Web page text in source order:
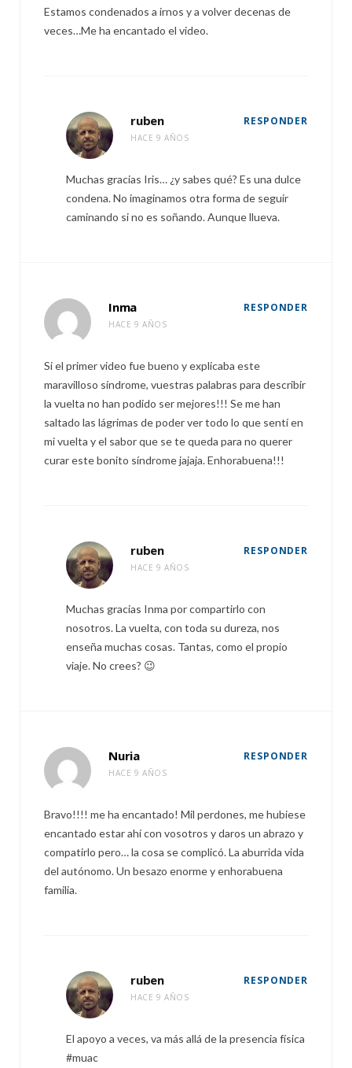
Estamos condenados a irnos y a volver decenas de
veces…Me ha encantado el video.
ruben
HACE 9 AÑOS
RESPONDER
Muchas gracias Iris… ¿y sabes qué? Es una dulce
condena. No imaginamos otra forma de seguir
caminando si no es soñando. Aunque llueva.
Inma
HACE 9 AÑOS
RESPONDER
Si el primer video fue bueno y explicaba este
maravilloso síndrome, vuestras palabras para describir
la vuelta no han podido ser mejores!!! Se me han
saltado las lágrimas de poder ver todo lo que sentí en
mi vuelta y el sabor que se te queda para no querer
curar este bonito síndrome jajaja. Enhorabuena!!!
ruben
HACE 9 AÑOS
RESPONDER
Muchas gracias Inma por compartirlo con
nosotros. La vuelta, con toda su dureza, nos
enseña muchas cosas. Tantas, como el propio
viaje. No crees? 😉
Nuria
HACE 9 AÑOS
RESPONDER
Bravo!!!! me ha encantado! Mil perdones, me hubiese
encantado estar ahí con vosotros y daros un abrazo y
compatirlo pero… la cosa se complicó. La aburrida vida
del autónomo. Un besazo enorme y enhorabuena
familia.
ruben
HACE 9 AÑOS
RESPONDER
El apoyo a veces, va más allá de la presencia física
#muac